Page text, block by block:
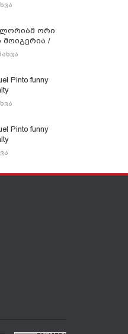
ორი
მოიგერია /
VS Kerkyra
Pinto funny
Pinto funny